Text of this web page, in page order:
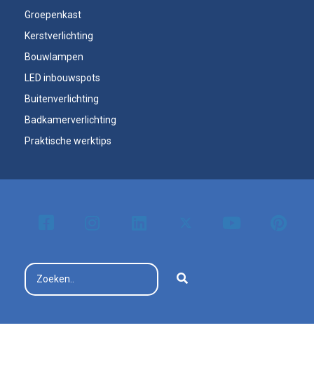
Groepenkast
Kerstverlichting
Bouwlampen
LED inbouwspots
Buitenverlichting
Badkamerverlichting
Praktische werktips